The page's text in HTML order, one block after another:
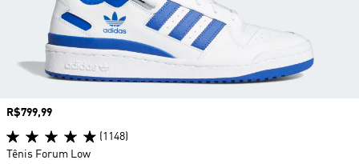
Preço
R$799,99
(1148)
Tênis Forum Low